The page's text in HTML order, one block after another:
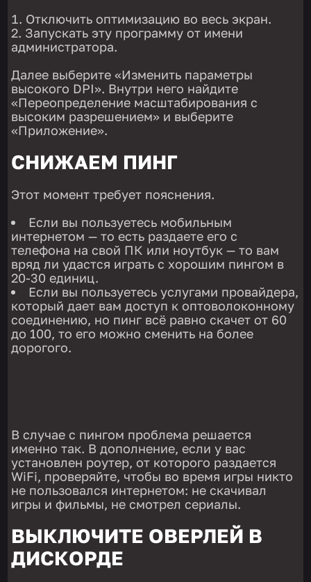
Отключить оптимизацию во весь экран.
Запускать эту программу от имени
администратора.
Далее выберите «Изменить параметры
высокого DPI». Внутри него найдите
«Переопределение масштабирования с
высоким разрешением» и выберите
«Приложение».
СНИЖАЕМ ПИНГ
Этот момент требует пояснения.
Если вы пользуетесь мобильным
интернетом — то есть раздаете его с
телефона на свой ПК или ноутбук — то вам
вряд ли удастся играть с хорошим пингом в
20-30 единиц.
Если вы пользуетесь услугами провайдера,
который дает вам доступ к оптоволоконному
соединению, но пинг всё равно скачет от 60
до 100, то его можно сменить на более
дорогого.
В случае с пингом проблема решается
именно так. В дополнение, если у вас
установлен роутер, от которого раздается
WiFi, проверяйте, чтобы во время игры никто
не пользовался интернетом: не скачивал
игры и фильмы, не смотрел сериалы.
ВЫКЛЮЧИТЕ ОВЕРЛЕЙ В
ДИСКОРДЕ